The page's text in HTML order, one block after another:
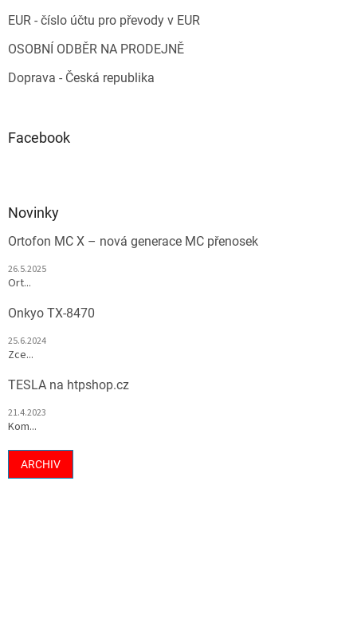
EUR - číslo účtu pro převody v EUR
OSOBNÍ ODBĚR NA PRODEJNĚ
Doprava - Česká republika
Facebook
Novinky
Ortofon MC X – nová generace MC přenosek
26.5.2025
Ort...
Onkyo TX-8470
25.6.2024
Zce...
TESLA na htpshop.cz
21.4.2023
Kom...
ARCHIV